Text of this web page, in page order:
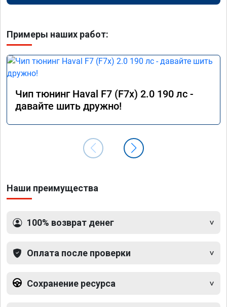
Примеры наших работ:
Чип тюнинг Haval F7 (F7x) 2.0 190 лс -
давайте шить дружно!
Наши преимущества
100% возврат денег
Оплата после проверки
Сохранение ресурса